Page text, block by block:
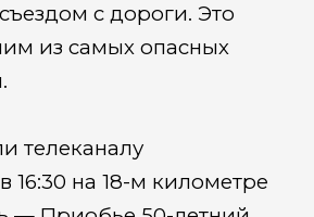
с дороги. Это
из самых опасных
телеканалу
16:30 на 18-м километре